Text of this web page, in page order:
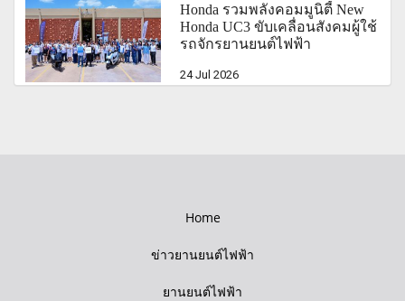
Honda รวมพลังคอมมูนิตี้ New
Honda UC3 ขับเคลื่อนสังคมผู้ใช้
รถจักรยานยนต์ไฟฟ้า
24 Jul 2026
Home
ข่าวยานยนต์ไฟฟ้า
ยานยนต์ไฟฟ้า